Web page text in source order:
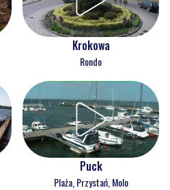
Krokowa
Rondo
Puck
Plaża, Przystań, Molo